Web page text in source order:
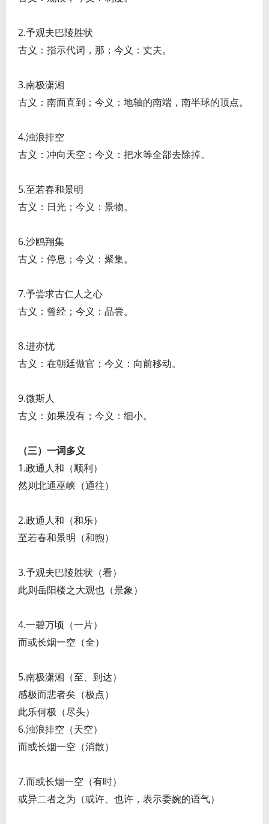
2.予观夫巴陵胜状
古义：指示代词，那；今义：丈夫。
3.南极潇湘
古义：南面直到；今义：地轴的南端，南半球的顶点。
4.浊浪排空
古义：冲向天空；今义：把水等全部去除掉。
5.至若春和景明
古义：日光；今义：景物。
6.沙鸥翔集
古义：停息；今义：聚集。
7.予尝求古仁人之心
古义：曾经；今义：品尝。
8.进亦忧
古义：在朝廷做官；今义：向前移动。
9.微斯人
古义：如果没有；今义：细小。
（三）一词多义
1.政通人和（顺利）
然则北通巫峡（通往）
2.政通人和（和乐）
至若春和景明（和煦）
3.予观夫巴陵胜状（看）
此则岳阳楼之大观也（景象）
4.一碧万顷（一片）
而或长烟一空（全）
5.南极潇湘（至、到达）
感极而悲者矣（极点）
此乐何极（尽头）
6.浊浪排空（天空）
而或长烟一空（消散）
7.而或长烟一空（有时）
或异二者之为（或许、也许，表示委婉的语气）